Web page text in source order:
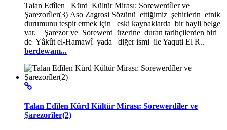
Talan Edîlen Kürd Kültür Mirası: Sorewerdîler ve
Şarezorîler(3) Aso Zagrosi Sözünü ettiğimiz şehirlerin etnik
durumunu tespit etmek için eski kaynaklarda bir hayli belge
var. Şarezor ve Sorewerd üzerine duran tarihçilerden biri
de Yâkût el-Hamawî yada diğer ismi ile Yaquti El R..
berdewam...
Talan Edîlen Kürd Kültür Mirası: Sorewerdîler ve
Şarezorîler(2)